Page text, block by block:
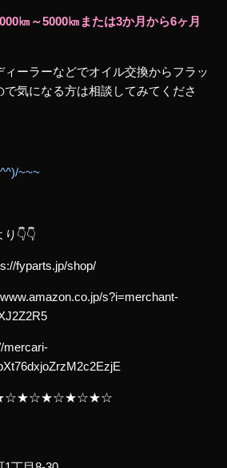
㎞～5000㎞または3か月から6ヶ月
ィーラーなどでオイル交換からフラッ
気になる方は相談してみてくださ
~~~
👇👇
fyparts.jp/shop/
s?i=merchant-
mercari-